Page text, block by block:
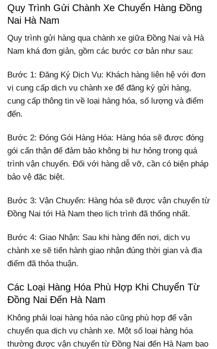
Quy Trình Gửi Chành Xe Chuyển Hàng Đồng
Nai Hà Nam
Quy trình gửi hàng qua chành xe giữa Đồng Nai và Hà
Nam khá đơn giản, gồm các bước cơ bản như sau:
Bước 1: Đăng Ký Dịch Vụ: Khách hàng liên hệ với đơn
vị cung cấp dịch vụ chành xe để đăng ký gửi hàng,
cung cấp thông tin về loại hàng hóa, số lượng và điểm
đến.
Bước 2: Đóng Gói Hàng Hóa: Hàng hóa sẽ được đóng
gói cẩn thận để đảm bảo không bị hư hỏng trong quá
trình vận chuyển. Đối với hàng dễ vỡ, cần có biện pháp
bảo vệ đặc biệt.
Bước 3: Vận Chuyển: Hàng hóa sẽ được vận chuyển từ
Đồng Nai tới Hà Nam theo lịch trình đã thống nhất.
Bước 4: Giao Nhận: Sau khi hàng đến nơi, dịch vụ
chành xe sẽ tiến hành giao nhận đúng thời gian và địa
điểm đã thỏa thuận.
Các Loại Hàng Hóa Phù Hợp Khi Chuyển Từ
Đồng Nai Đến Hà Nam
Không phải loại hàng hóa nào cũng phù hợp để vận
chuyển qua dịch vụ chành xe. Một số loại hàng hóa
thường được vận chuyển từ Đồng Nai đến Hà Nam bao